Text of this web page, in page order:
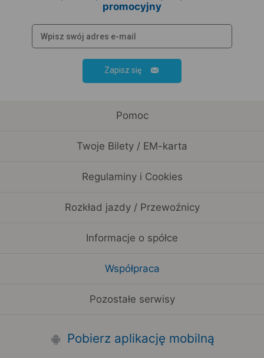
promocyjny
Zapisz się
Pomoc
Twoje Bilety / EM-karta
Regulaminy i Cookies
Rozkład jazdy / Przewoźnicy
Informacje o spółce
Współpraca
Pozostałe serwisy
Pobierz aplikację mobilną